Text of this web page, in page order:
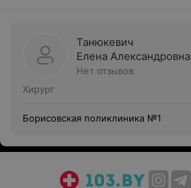
Танюкевич
Елена Александровна
Нет отзывов
Хирург
Борисовская поликлиника №1